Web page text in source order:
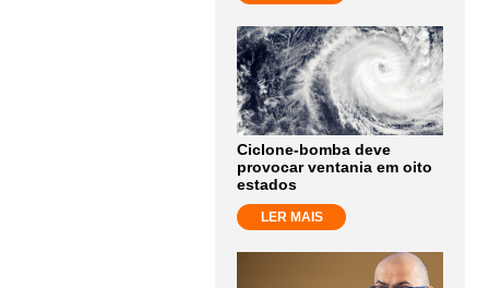
Ciclone-bomba deve
provocar ventania em oito
estados
LER MAIS